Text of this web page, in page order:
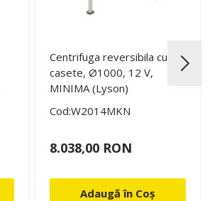
Centrifuga reversibila cu 6
casete, Ø1000, 12 V,
MINIMA (Lyson)
Cod:W2014MKN
8.038,00 RON
Adaugă în Coș